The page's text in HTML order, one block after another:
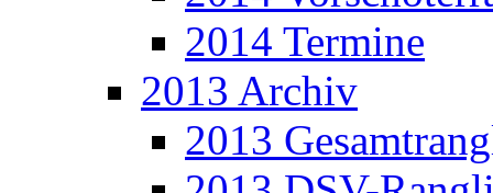
2014 Termine
2013 Archiv
2013